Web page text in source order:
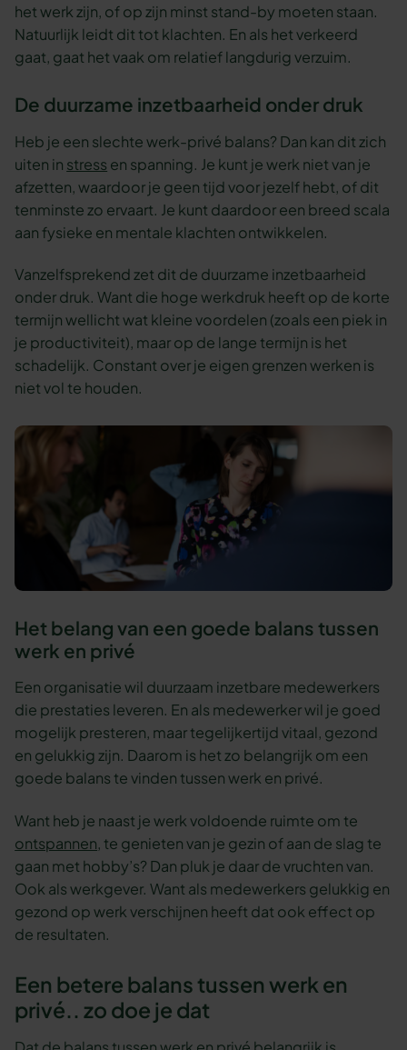
het werk zijn, of op zijn minst stand-by moeten staan.
Natuurlijk leidt dit tot klachten. En als het verkeerd
gaat, gaat het vaak om relatief langdurig verzuim.
De duurzame inzetbaarheid onder druk
Heb je een slechte werk-privé balans? Dan kan dit zich
uiten in stress en spanning. Je kunt je werk niet van je
afzetten, waardoor je geen tijd voor jezelf hebt, of dit
tenminste zo ervaart. Je kunt daardoor een breed scala
aan fysieke en mentale klachten ontwikkelen.
Vanzelfsprekend zet dit de duurzame inzetbaarheid
onder druk. Want die hoge werkdruk heeft op de korte
termijn wellicht wat kleine voordelen (zoals een piek in
je productiviteit), maar op de lange termijn is het
schadelijk. Constant over je eigen grenzen werken is
niet vol te houden.
Het belang van een goede balans tussen
werk en privé
Een organisatie wil duurzaam inzetbare medewerkers
die prestaties leveren. En als medewerker wil je goed
mogelijk presteren, maar tegelijkertijd vitaal, gezond
en gelukkig zijn. Daarom is het zo belangrijk om een
goede balans te vinden tussen werk en privé.
Want heb je naast je werk voldoende ruimte om te
ontspannen, te genieten van je gezin of aan de slag te
gaan met hobby’s? Dan pluk je daar de vruchten van.
Ook als werkgever. Want als medewerkers gelukkig en
gezond op werk verschijnen heeft dat ook effect op
de resultaten.
Een betere balans tussen werk en
privé.. zo doe je dat